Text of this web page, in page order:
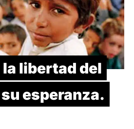
la libertad del
esperanza.